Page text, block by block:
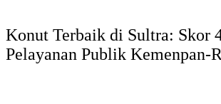
Konut Terbaik di Sultra: Skor
Pelayanan Publik Kemenpan-